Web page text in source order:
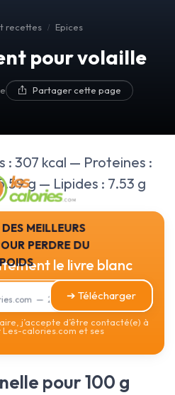
recettes Epices
pour volaille
Partager cette page
: 307 kcal — Proteines :
g — Lipides : 7.53 g
meilleurs
perdre du
poids
— 2026
le livre blanc
➔ Télécharger
j’accepte d’être contacté(e) à
calories.com et ses
pour 100 g